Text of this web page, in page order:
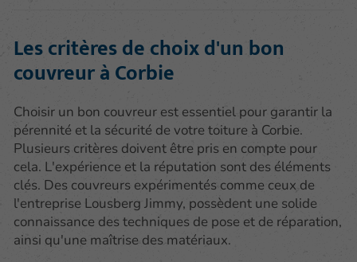
Les critères de choix d'un bon
couvreur à Corbie
Choisir un bon couvreur est essentiel pour garantir la
pérennité et la sécurité de votre toiture à Corbie.
Plusieurs critères doivent être pris en compte pour
cela. L'expérience et la réputation sont des éléments
clés. Des couvreurs expérimentés comme ceux de
l'entreprise Lousberg Jimmy, possèdent une solide
connaissance des techniques de pose et de réparation,
ainsi qu'une maîtrise des matériaux.